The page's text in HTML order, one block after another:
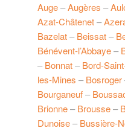
Auge–Augères –
Azat-Châtenet–
Bazelat–Beissat–
Bénévent-l’Abbaye–
–Bonnat–Bord-
les-Mines –Bosroger
Bourganeuf–
Brionne–Brousse–
Dunoise–Bussière-